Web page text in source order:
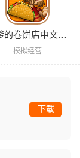
老爹的卷饼店中文版下载
模拟经营
下载